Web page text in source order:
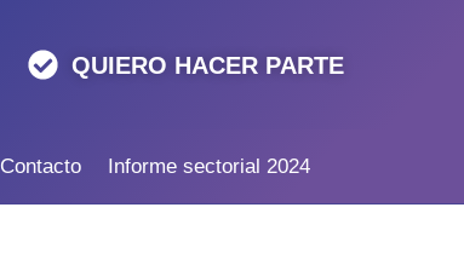
QUIERO HACER PARTE
Contacto Informe sectorial 2024